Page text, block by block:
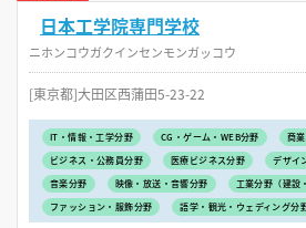
日本工学院専門学校
ニホンコウガクインセンモンガッコウ
[東京都]大田区西蒲田5-23-22
IT・情報・工学分野 CG・ゲーム・WEB分野
商
ビジネス・公務員分野
医療ビジネス分野
デザイ
音楽分野
映像・放送・音響分野
工業分野（建設
ファッション・服飾分野
語学・観光・ウェディング分